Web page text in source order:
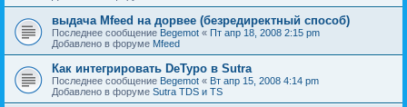
выдача Mfeed на дорвее (безредиректный способ)
Последнее сообщение Begemot « Пт апр 18, 2008 2:15 pm
Добавлено в форуме Mfeed
Как интегрировать DeTypo в Sutra
Последнее сообщение Begemot « Вт апр 15, 2008 4:14 pm
Добавлено в форуме Sutra TDS и TS